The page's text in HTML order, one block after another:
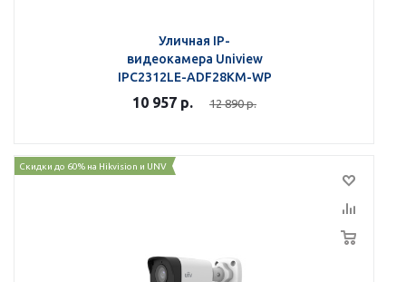
Уличная IP-
видеокамера Uniview
IPC2312LE-ADF28KM-WP
10 957 р. 12 890р.
Скидки до 60% на Hikvision и UNV